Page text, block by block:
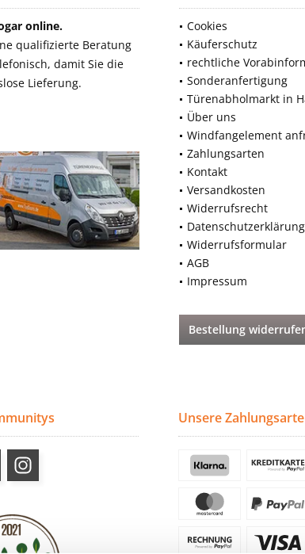
online.
qualifizierte Beratung
damit Sie die
Lieferung.
Cookies
Käuferschutz
rechtliche
Sonderanfertigung
Türenabholmarkt in
Über uns
Windfangelement
Zahlungsarten
Kontakt
Versandkosten
Widerrufsrecht
Datenschutzerklärung
Widerrufsformular
AGB
Impressum
Bestellung
Unsere